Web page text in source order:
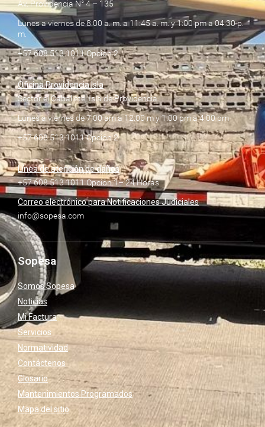
Av. Providencia N° 4 – 135
Lunes a viernes de 8:00 a. m. a 11:45 a. m. y 1:00 pm a 04:30 p.
m.
+57 608 513 1011 Opción 2
Oficina Providencia Isla
Sector el Caballete, Isla de Providencia
Lunes a viernes de 7:00 am a 12:00 m y 1:00 pm a 4:00 pm
+57 608 513 1011 Opción 2
Línea de atención de daños
+57 608 513 1011 Opción 1– 24 Horas
Correo electrónico para Notificaciones Judiciales
info@sopesa.com
Sopesa
Somos Sopesa
Noticias
Mi Factura
Servicios
Normatividad
Contáctenos
Glosario
Mantenimientos Programados
Mapa del sitio